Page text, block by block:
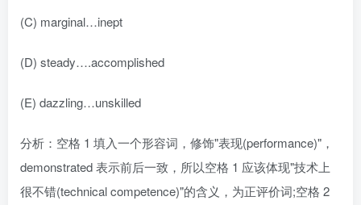
(C) marginal…inept
(D) steady….accomplished
(E) dazzling…unskilled
分析：空格 1 填入一个形容词，修饰"表现(performance)"，
demonstrated 表示前后一致，所以空格 1 应该体现"技术上
很不错(technical competence)"的含义，为正评价词;空格 2